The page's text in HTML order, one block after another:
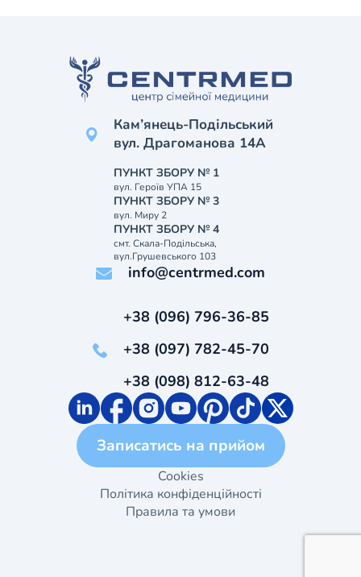
Кам’янець-Подільський
вул. Драгоманова 14А
ПУНКТ ЗБОРУ № 1
вул. Героїв УПА 15
ПУНКТ ЗБОРУ № 3
вул. Миру 2
ПУНКТ ЗБОРУ № 4
смт. Скала-Подільська,
вул.Грушевського 103
info@centrmed.com
+38 (096) 796-36-85
+38 (097) 782-45-70
+38 (098) 812-63-48
Записатись на прийом
Cookies
Політика конфіденційності
Правила та умови